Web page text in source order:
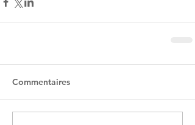
Commentaires